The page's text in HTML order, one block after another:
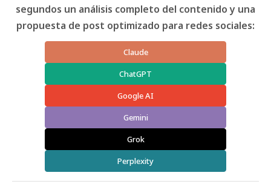
segundos un análisis completo del contenido y una
propuesta de post optimizado para redes sociales:
Claude
ChatGPT
Google AI
Gemini
Grok
Perplexity